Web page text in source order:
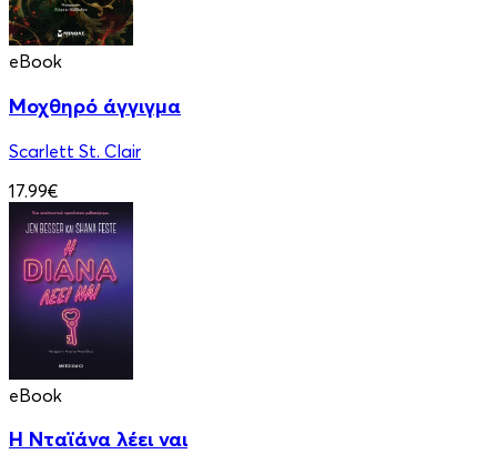
eBook
Μοχθηρό άγγιγμα
Scarlett St. Clair
17.99€
eBook
Η Νταϊάνα λέει ναι